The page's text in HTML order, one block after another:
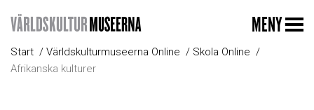
MENY
Start Världskulturmuseerna Online
Skola Online
Afrikanska kulturer